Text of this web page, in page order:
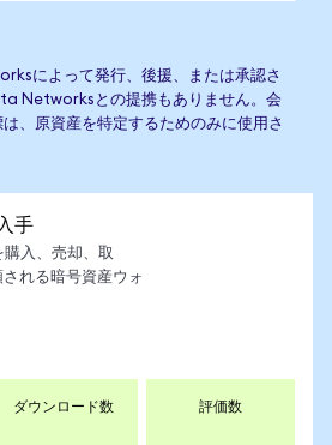
によって発行、後援、または承認さ
Networksとの提携もありません。会
、原資産を特定するためのみに使用さ
手
入、売却、取
れる暗号資産ウォ
ダウンロード数 評価数